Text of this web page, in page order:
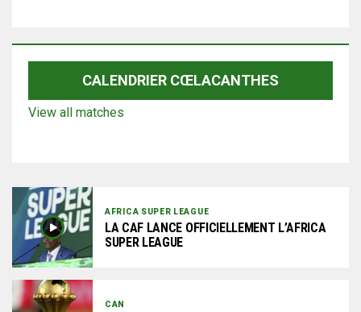
CALENDRIER CŒLACANTHES
View all matches
AFRICA SUPER LEAGUE
LA CAF LANCE OFFICIELLEMENT L’AFRICA
SUPER LEAGUE
CAN